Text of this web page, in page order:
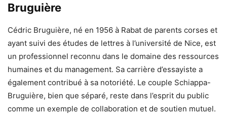
Bruguière
Cédric Bruguière, né en 1956 à Rabat de parents corses et
ayant suivi des études de lettres à l’université de Nice, est
un professionnel reconnu dans le domaine des ressources
humaines et du management. Sa carrière d’essayiste a
également contribué à sa notoriété. Le couple Schiappa-
Bruguière, bien que séparé, reste dans l’esprit du public
comme un exemple de collaboration et de soutien mutuel.